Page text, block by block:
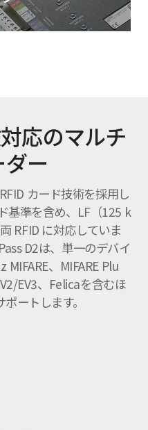
応のマルチ
ー
カード技術を採用し
基準を含め、LF（125 k
RFID に対応していま
D2は、単一のデバイ
、MIFARE Plu
EV3、Felicaを含むほ
ートします。